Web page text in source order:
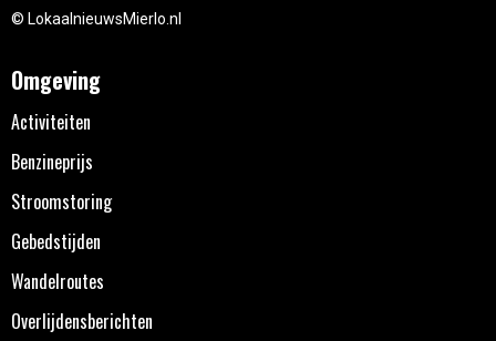
© LokaalnieuwsMierlo.nl
Omgeving
Activiteiten
Benzineprijs
Stroomstoring
Gebedstijden
Wandelroutes
Overlijdensberichten